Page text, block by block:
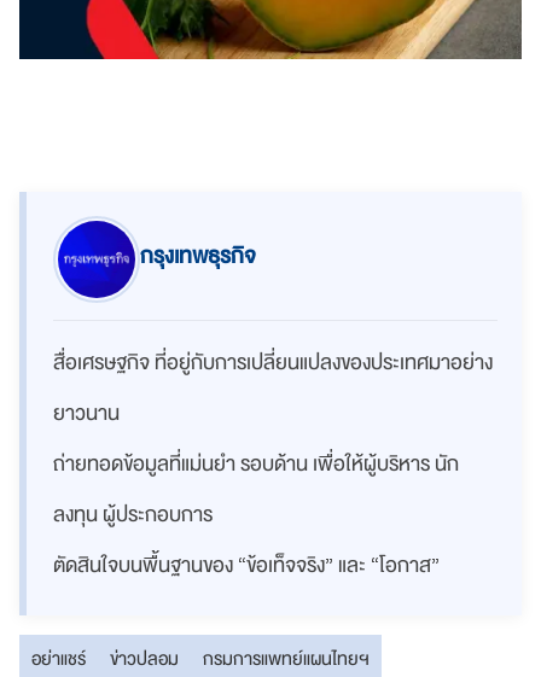
กรุงเทพธุรกิจ
สื่อเศรษฐกิจ ที่อยู่กับการเปลี่ยนแปลงของประเทศมาอย่าง
ยาวนาน
ถ่ายทอดข้อมูลที่แม่นยำ รอบด้าน เพื่อให้ผู้บริหาร นัก
ลงทุน ผู้ประกอบการ
ตัดสินใจบนพื้นฐานของ “ข้อเท็จจริง” และ “โอกาส”
อย่าแชร์ ข่าวปลอม
กรมการแพทย์แผนไทยฯ